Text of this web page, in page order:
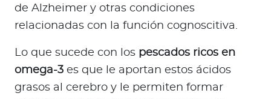
de Alzheimer y otras condiciones
relacionadas con la función cognoscitiva.
Lo que sucede con los pescados ricos en
omega-3 es que le aportan estos ácidos
grasos al cerebro y le permiten formar